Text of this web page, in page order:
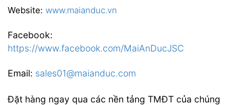
Website: www.maianduc.vn
Facebook:
https://www.facebook.com/MaiAnDucJSC
Email: sales01@maianduc.com
Đặt hàng ngay qua các nền tảng TMĐT của chúng